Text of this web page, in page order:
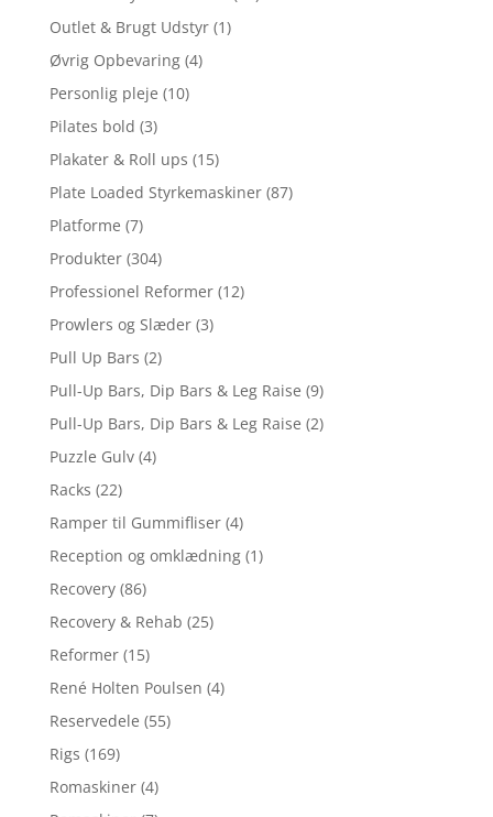
Outlet & Brugt Udstyr (1)
Øvrig Opbevaring (4)
Personlig pleje (10)
Pilates bold (3)
Plakater & Roll ups (15)
Plate Loaded Styrkemaskiner (87)
Platforme (7)
Produkter (304)
Professionel Reformer (12)
Prowlers og Slæder (3)
Pull Up Bars (2)
Pull-Up Bars, Dip Bars & Leg Raise (9)
Pull-Up Bars, Dip Bars & Leg Raise (2)
Puzzle Gulv (4)
Racks (22)
Ramper til Gummifliser (4)
Reception og omklædning (1)
Recovery (86)
Recovery & Rehab (25)
Reformer (15)
René Holten Poulsen (4)
Reservedele (55)
Rigs (169)
Romaskiner (4)